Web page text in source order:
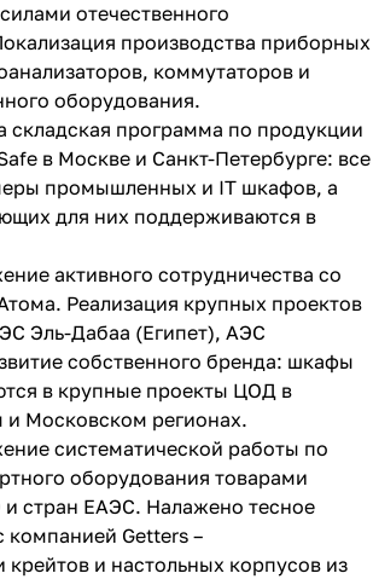
отечественного
производства приборных
коммутаторов и
оборудования.
складская программа по продукции
в Москве и Санкт-Петербурге: все
промышленных и IT шкафов, а
для них поддерживаются в
активного сотрудничества со
Реализация крупных проектов
Эль-Дабаа (Египет), АЭС
собственного бренда: шкафы
в крупные проекты ЦОД в
и Московском регионах.
систематической работы по
оборудования товарами
стран ЕАЭС. Налажено тесное
компанией Getters –
крейтов и настольных корпусов из